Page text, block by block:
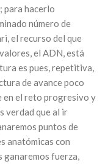
para hacerlo
número de
el recurso del que
el ADN, está
es pues, repetitiva,
de avance poco
en el reto progresivo y
verdad que al ir
puntos de
anatómicas con
ganaremos fuerza,